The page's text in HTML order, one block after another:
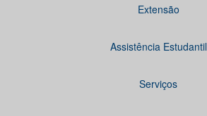
Extensão
Assistência Estudantil
Serviços